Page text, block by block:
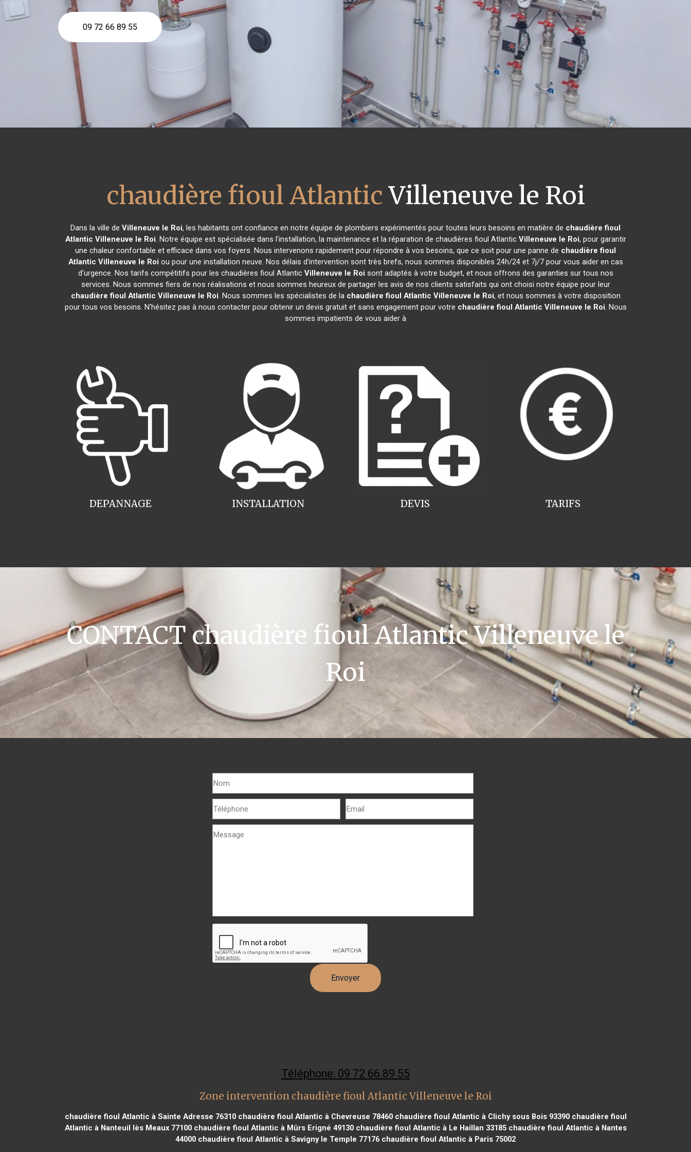
09 72 66 89 55
chaudière fioul Atlantic Villeneuve le Roi
Dans la ville de Villeneuve le Roi, les habitants ont confiance en notre équipe de plombiers expérimentés pour toutes leurs besoins en matière de chaudière fioul
Atlantic Villeneuve le Roi. Notre équipe est spécialisée dans l'installation, la maintenance et la réparation de chaudières fioul Atlantic Villeneuve le Roi, pour garantir
une chaleur confortable et efficace dans vos foyers. Nous intervenons rapidement pour répondre à vos besoins, que ce soit pour une panne de chaudière fioul
Atlantic Villeneuve le Roi ou pour une installation neuve. Nos délais d'intervention sont très brefs, nous sommes disponibles 24h/24 et 7j/7 pour vous aider en cas
d'urgence. Nos tarifs compétitifs pour les chaudières fioul Atlantic Villeneuve le Roi sont adaptés à votre budget, et nous offrons des garanties sur tous nos
services. Nous sommes fiers de nos réalisations et nous sommes heureux de partager les avis de nos clients satisfaits qui ont choisi notre équipe pour leur
chaudière fioul Atlantic Villeneuve le Roi. Nous sommes les spécialistes de la chaudière fioul Atlantic Villeneuve le Roi, et nous sommes à votre disposition
pour tous vos besoins. N'hésitez pas à nous contacter pour obtenir un devis gratuit et sans engagement pour votre chaudière fioul Atlantic Villeneuve le Roi. Nous
sommes impatients de vous aider à
INSTALLATION
DEPANNAGE TARIFS
DEVIS
CONTACT chaudière fioul Atlantic Villeneuve le
Roi
Téléphone: 09 72 66 89 55
Zone intervention chaudière fioul Atlantic Villeneuve le Roi
chaudière fioul Atlantic à Sainte Adresse 76310chaudière fioul Atlantic à Chevreuse 78460chaudière fioul Atlantic à Clichy sous Bois 93390chaudière fioul
Atlantic à Nanteuil lès Meaux 77100chaudière fioul Atlantic à Mûrs Erigné 49130chaudière fioul Atlantic à Le Haillan 33185chaudière fioul Atlantic à Nantes
44000 chaudière fioul Atlantic à Savigny le Temple 77176 chaudière fioul Atlantic à Paris 75002